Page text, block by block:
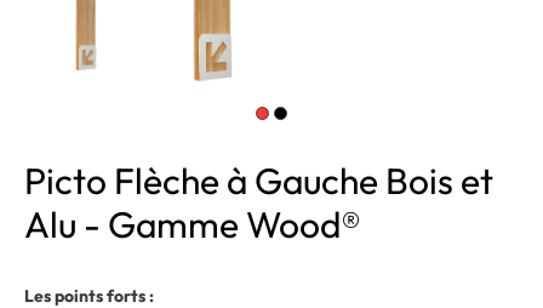
Picto Flèche à Gauche Bois et
Alu - Gamme Wood®
Les points forts :